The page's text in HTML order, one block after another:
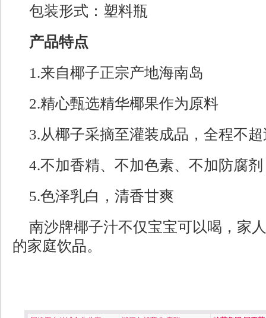
包装形式：塑料瓶
产品特点
1.来自椰子正宗产地海南岛
2.精心甄选精华椰果作为原料
3.从椰子采摘至灌装成品，全程不
4.不加香精、不加色素、不加防腐
5.色泽乳白，清香甘爽
南沙牌椰子汁不仅宝宝可以喝，家
的家庭饮品。